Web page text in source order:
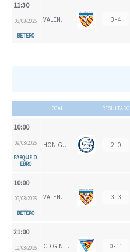
11:30
08/03/2025
BETERO
VALENCIA CH 3 - 4
LOCAL RESULTADO
10:00
09/03/2025
PARQUE D.
EBRO
HONIGVÖGEL HH 79 2 - 0
10:00
09/03/2025
BETERO
VALENCIA CH 1924 3 - 3
21:00
10/03/2025 CD GINER DE LOS RÍOS 0 - 11